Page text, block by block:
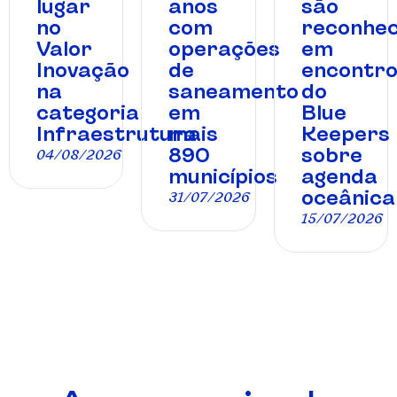
lugar
no
Valor
Inovação
na
categoria
Infraestrutura
04/08/2026
anos
com
operações
de
saneamento
em
mais
890
municípios
31/07/2026
são
em
encontro
do
Blue
Keepers
sobre
agenda
oceânica
15/07/2026